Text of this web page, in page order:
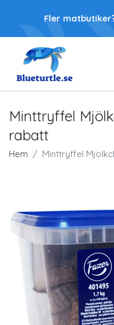
Fler
Minttryffel
rabatt
Hem Minttryffel